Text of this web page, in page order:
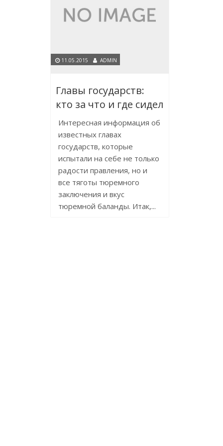
11.05.2015 ADMIN
Главы государств:
кто за что и где сидел
Интересная информация об
известных главах
государств, которые
испытали на себе не только
радости правления, но и
все тяготы тюремного
заключения и вкус
тюремной баланды. Итак,...